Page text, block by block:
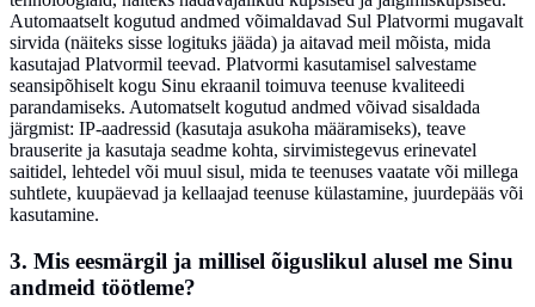
Automaatselt kogutud andmed võimaldavad Sul Platvormi mugavalt
sirvida (näiteks sisse logituks jääda) ja aitavad meil mõista, mida
kasutajad Platvormil teevad. Platvormi kasutamisel salvestame
seansipõhiselt kogu Sinu ekraanil toimuva teenuse kvaliteedi
parandamiseks. Automatselt kogutud andmed võivad sisaldada
järgmist: IP-aadressid (kasutaja asukoha määramiseks), teave
brauserite ja kasutaja seadme kohta, sirvimistegevus erinevatel
saitidel, lehtedel või muul sisul, mida te teenuses vaatate või millega
suhtlete, kuupäevad ja kellaajad teenuse külastamine, juurdepääs või
kasutamine.
3. Mis eesmärgil ja millisel õiguslikul alusel me Sinu
andmeid töötleme?